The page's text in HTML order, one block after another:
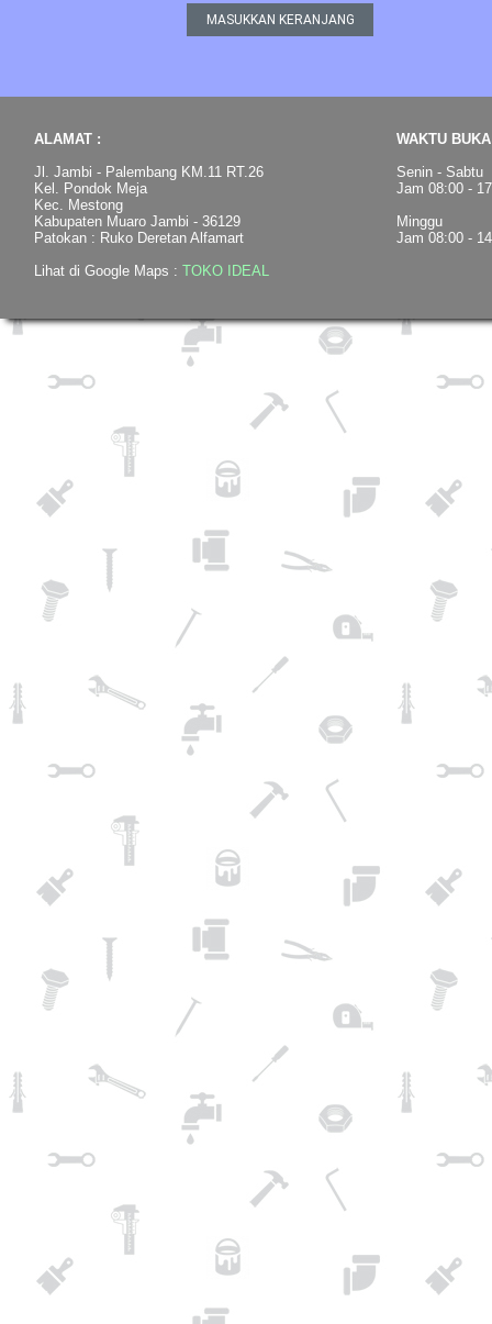
ALAMAT :
Jl. Jambi - Palembang KM.11 RT.26
Kel. Pondok Meja
Kec. Mestong
Kabupaten Muaro Jambi - 36129
Patokan : Ruko Deretan Alfamart
Lihat di Google Maps : TOKO IDEAL
WAKTU
Senin - Sabtu
Jam 08:00 -
Minggu
Jam 08:00 -